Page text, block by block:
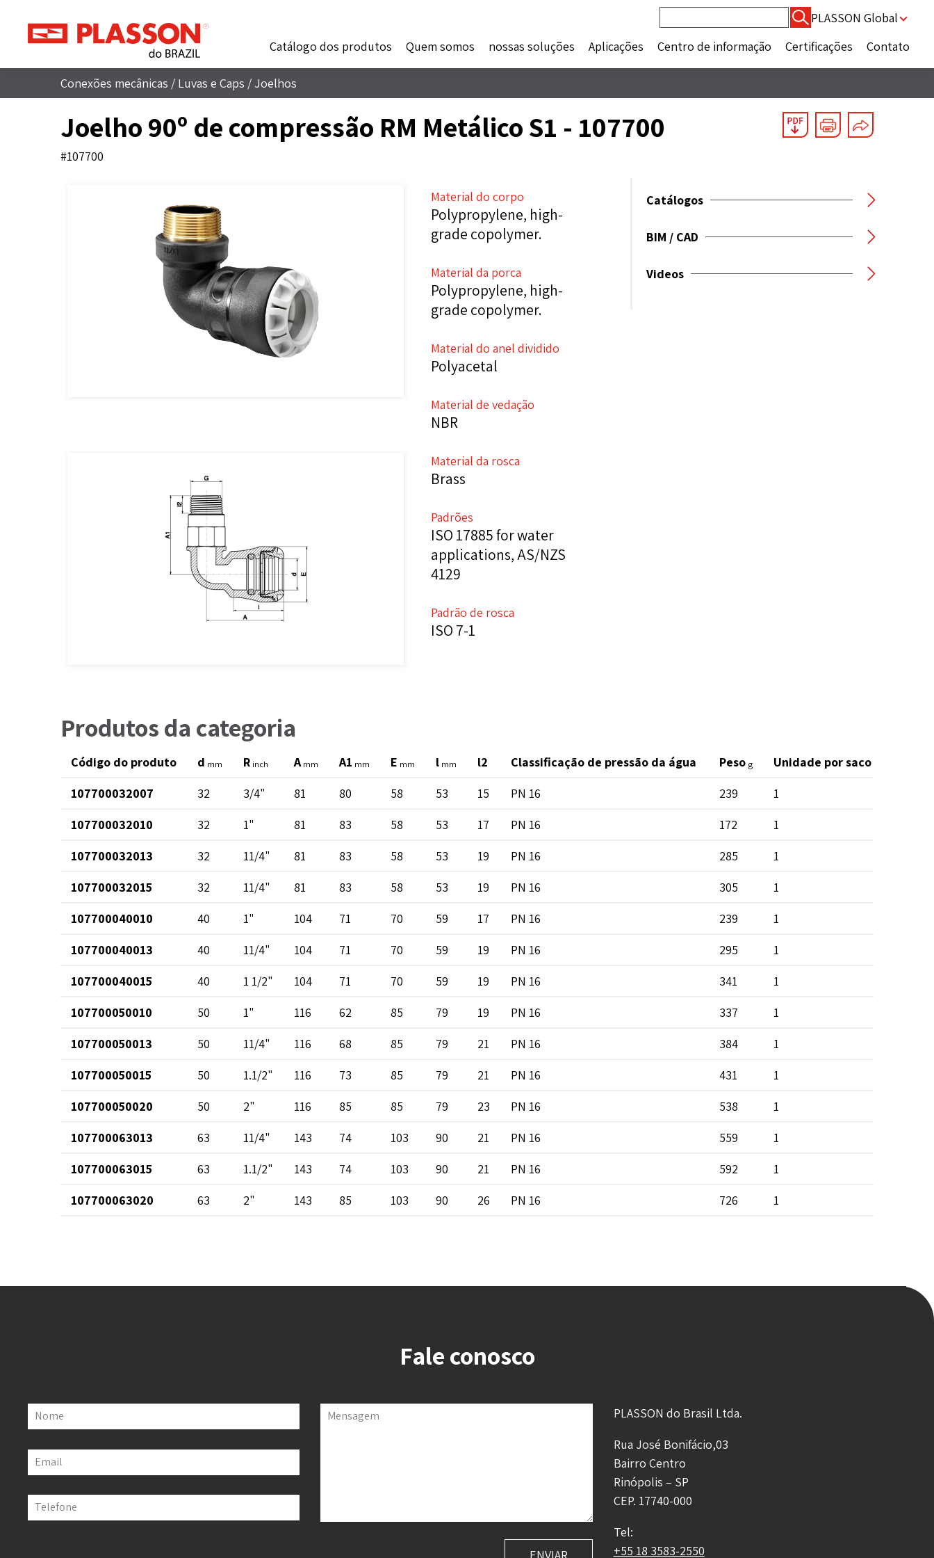
por:
PLASSON Global
Catálogo dos produtos
Quem somos nossas soluções Aplicações Centro de informação Certificações Contato
Conexões mecânicas / Luvas e Caps / Joelhos
Joelho 90º de compressão RM Metálico S1 - 107700
#107700
Material do corpo
Polypropylene, high-
grade copolymer.
Material da porca
Polypropylene, high-
grade copolymer.
Material do anel dividido
Polyacetal
Material de vedação
NBR
Material da rosca
Brass
Padrões
ISO 17885 for water
applications, AS/NZS
4129
Padrão de rosca
ISO 7-1
Catálogos
BIM / CAD
Videos
Produtos da categoria
Código do produto d mm R inch A mm A1 mm E mm l mm l2 Classificação de pressão da água Peso g Unidade por saco
107700032007
32 3/4" 81 80 58 53 15 PN 16 239 1
107700032010
32 1" 81 83 58 53 17 PN 16 172 1
107700032013
32 11/4" 81 83 58 53 19 PN 16 285 1
107700032015
32 11/4" 81 83 58 53 19 PN 16 305 1
107700040010
40 1" 104 71 70 59 17 PN 16 239 1
107700040013
40 11/4" 104 71 70 59 19 PN 16 295 1
107700040015
40 1 1/2" 104 71 70 59 19 PN 16 341 1
107700050010
50 1" 116 62 85 79 19 PN 16 337 1
107700050013
50 11/4" 116 68 85 79 21 PN 16 384 1
107700050015
50 1.1/2" 116 73 85 79 21 PN 16 431 1
107700050020
50 2" 116 85 85 79 23 PN 16 538 1
107700063013
63 11/4" 143 74 103 90 21 PN 16 559 1
107700063015
63 1.1/2" 143 74 103 90 21 PN 16 592 1
107700063020
63 2" 143 85 103 90 26 PN 16 726 1
Fale conosco
Nome
Email
Telefone
Mensagem
PLASSON do Brasil Ltda.
Rua José Bonifácio,03
Bairro Centro
Rinópolis – SP
CEP. 17740-000
Tel:
+55 18 3583-2550